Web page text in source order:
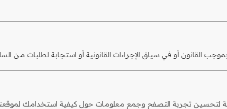
القانون أو في سياق الإجراءات القانونية أو استجابة لطلبات من
لتحسين تجربة التصفح وجمع معلومات حول كيفية استخدامك